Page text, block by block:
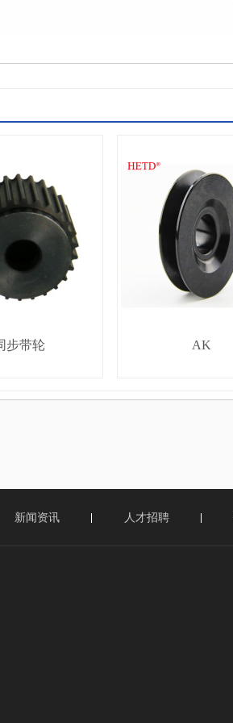
步带轮 AK
新闻资讯 人才招聘